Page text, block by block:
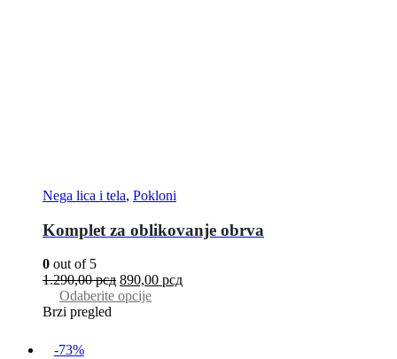
Nega lica i tela, Pokloni
Komplet za oblikovanje obrva
0 out of 5
1.290,00рсд 890,00 рсд
Odaberite opcije
Brzi pregled
-73%